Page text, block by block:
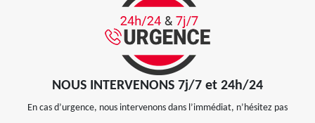
NOUS INTERVENONS 7j/7 et 24h/24
En cas d’urgence, nous intervenons dans l’immédiat, n’hésitez pas